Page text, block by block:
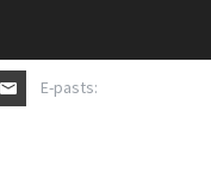
E-pasts: